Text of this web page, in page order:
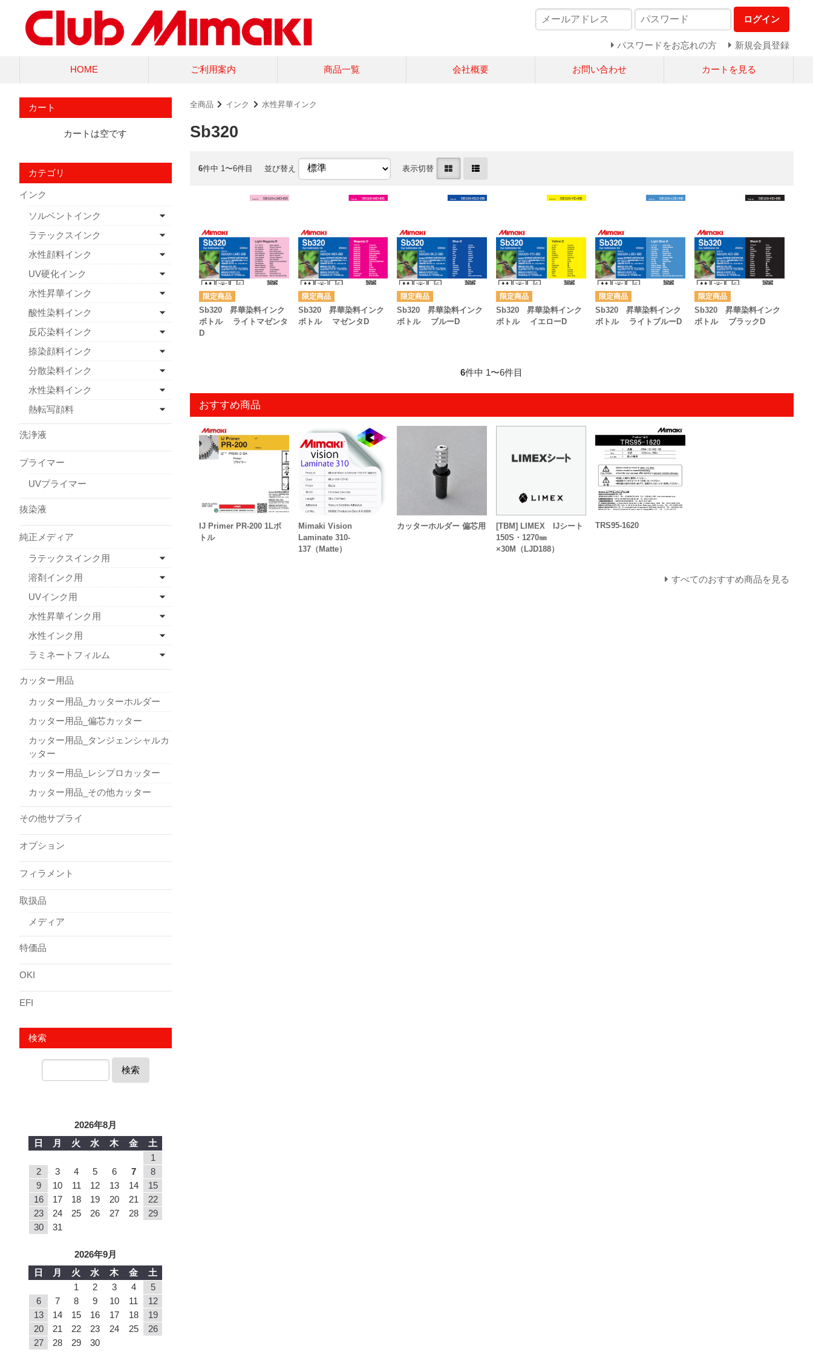
ログイン
パスワードをお忘れの方 新規会員登録
HOME ご利用案内 商品一覧 会社概要 お問い合わせ カートを見る
全商品 インク 水性昇華インク
Sb320
6件中 1〜6件目 並び替え 表示切替
Sb320 昇華染料インク
ボトル ライトマゼンタ
D
Sb320 昇華染料インク
ボトル マゼンタD
Sb320 昇華染料インク
ボトル ブルーD
Sb320 昇華染料インク
ボトル イエローD
Sb320 昇華染料インク
ボトル ライトブルーD
Sb320 昇華染料インク
ボトル ブラックD
6件中 1〜6件目
おすすめ商品
IJ Primer PR-200 1Lボ
トル
Mimaki Vision
Laminate 310-
137（Matte）
カッターホルダー 偏芯用
[TBM] LIMEX IJシート
150S・1270㎜
×30M（LJD188）
TRS95-1620
すべてのおすすめ商品を見る
カート
カートは空です
カテゴリ
インク
ソルベントインク
ラテックスインク
水性顔料インク
UV硬化インク
水性昇華インク
酸性染料インク
反応染料インク
捺染顔料インク
分散染料インク
水性染料インク
熱転写顔料
洗浄液
プライマー
UVプライマー
抜染液
純正メディア
ラテックスインク用
溶剤インク用
UVインク用
水性昇華インク用
水性インク用
ラミネートフィルム
カッター用品
カッター用品_カッターホルダー
カッター用品_偏芯カッター
カッター用品_タンジェンシャルカ
ッター
カッター用品_レシプロカッター
カッター用品_その他カッター
その他サプライ
オプション
フィラメント
取扱品
メディア
特価品
OKI
EFI
検索
検索
2026年8月
日
月 火 水 木 金
土
1
2
3 4 5 6 7
8
9
10 11 12 13 14
15
16
17 18 19 20 21
22
23
24 25 26 27 28
29
30
31
2026年9月
日
月 火 水 木 金
土
1
2 3 4
5
6
7 8 9 10 11
12
13
14 15 16 17 18
19
20
21 22 23 24 25
26
27
28 29 30